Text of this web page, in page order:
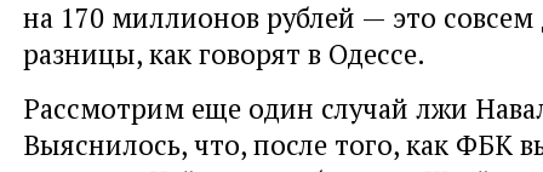
на 170 миллионов рублей — это
разницы, как говорят в Одессе.
Рассмотрим еще один случай лжи
Выяснилось, что, после того, как ФБК